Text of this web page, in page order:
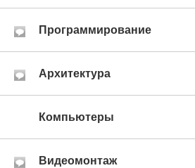
Программирование
Архитектура
Компьютеры
Видеомонтаж